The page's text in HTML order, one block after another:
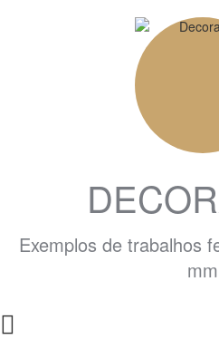
Exemplos de trabalhos
mm